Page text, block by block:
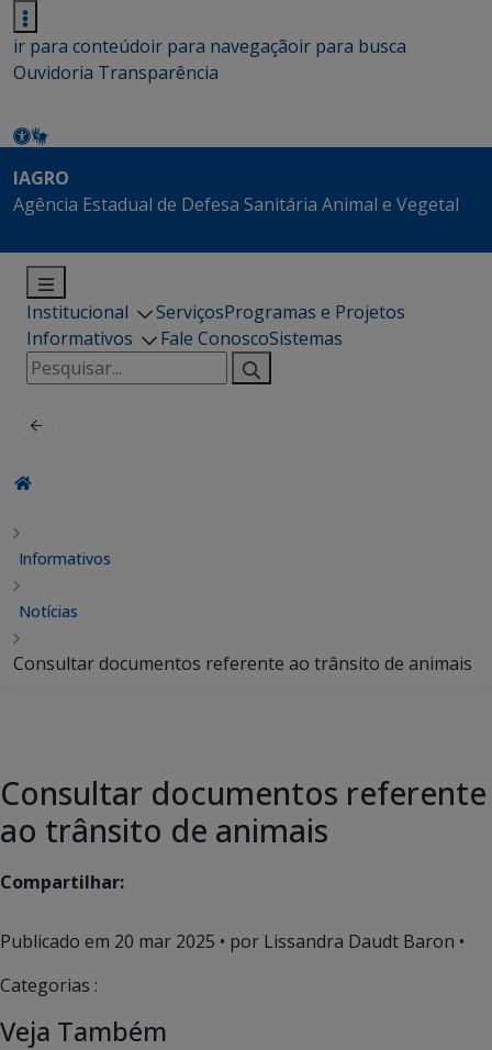
ir para conteúdoir para navegaçãoir para busca
Ouvidoria Transparência
IAGRO
Agência Estadual de Defesa Sanitária Animal e Vegetal
Institucional ServiçosProgramas e Projetos
Informativos
Fale ConoscoSistemas
Pesquisar
por:
Informativos
Notícias
Consultar documentos referente ao trânsito de animais
Consultar documentos referente
ao trânsito de animais
Compartilhar:
Publicado em 20 mar 2025 • por Lissandra Daudt Baron •
Categorias :
Veja Também